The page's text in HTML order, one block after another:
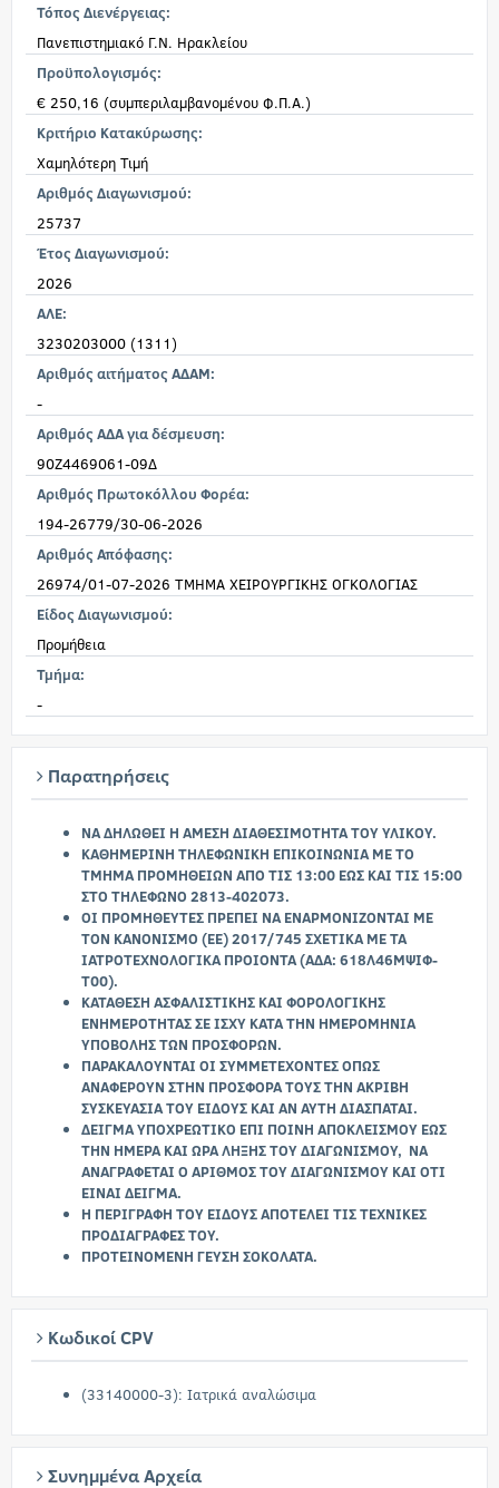
Τόπος Διενέργειας:
Πανεπιστημιακό Γ.Ν. Ηρακλείου
Προϋπολογισμός:
€ 250,16 (συμπεριλαμβανομένου Φ.Π.Α.)
Κριτήριο Κατακύρωσης:
Χαμηλότερη Τιμή
Αριθμός Διαγωνισμού:
25737
Έτος Διαγωνισμού:
2026
ΑΛΕ:
3230203000 (1311)
Αριθμός αιτήματος ΑΔΑΜ:
-
Αριθμός ΑΔΑ για δέσμευση:
90Ζ4469061-09Δ
Αριθμός Πρωτοκόλλου Φορέα:
194-26779/30-06-2026
Αριθμός Απόφασης:
26974/01-07-2026 ΤΜΗΜΑ ΧΕΙΡΟΥΡΓΙΚΗΣ ΟΓΚΟΛΟΓΙΑΣ
Είδος Διαγωνισμού:
Προμήθεια
Τμήμα:
-
Παρατηρήσεις
ΝΑ ΔΗΛΩΘΕΙ Η ΑΜΕΣΗ ΔΙΑΘΕΣΙΜΟΤΗΤΑ ΤΟΥ ΥΛΙΚΟΥ.
ΚΑΘΗΜΕΡΙΝΗ ΤΗΛΕΦΩΝΙΚΗ ΕΠΙΚΟΙΝΩΝΙΑ ΜΕ ΤΟ
ΤΜΗΜΑ ΠΡΟΜΗΘΕΙΩΝ ΑΠΟ ΤΙΣ 13:00 ΕΩΣ ΚΑΙ ΤΙΣ 15:00
ΣΤΟ ΤΗΛΕΦΩΝΟ 2813-402073.
ΟΙ ΠΡΟΜΗΘΕΥΤΕΣ ΠΡΕΠΕΙ ΝΑ ΕΝΑΡΜΟΝΙΖΟΝΤΑΙ ΜΕ
ΤΟΝ ΚΑΝΟΝΙΣΜΟ (ΕΕ) 2017/745 ΣΧΕΤΙΚΑ ΜΕ ΤΑ
ΙΑΤΡΟΤΕΧΝΟΛΟΓΙΚΑ ΠΡΟΙΟΝΤΑ (ΑΔΑ: 618Λ46ΜΨΙΦ-
Τ00).
ΚΑΤΑΘΕΣΗ ΑΣΦΑΛΙΣΤΙΚΗΣ ΚΑΙ ΦΟΡΟΛΟΓΙΚΗΣ
ΕΝΗΜΕΡΟΤΗΤΑΣ ΣΕ ΙΣΧΥ ΚΑΤΑ ΤΗΝ ΗΜΕΡΟΜΗΝΙΑ
ΥΠΟΒΟΛΗΣ ΤΩΝ ΠΡΟΣΦΟΡΩΝ.
ΠΑΡΑΚΑΛΟΥΝΤΑΙ ΟΙ ΣΥΜΜΕΤΕΧΟΝΤΕΣ ΟΠΩΣ
ΑΝΑΦΕΡΟΥΝ ΣΤΗΝ ΠΡΟΣΦΟΡΑ ΤΟΥΣ ΤΗΝ ΑΚΡΙΒΗ
ΣΥΣΚΕΥΑΣΙΑ ΤΟΥ ΕΙΔΟΥΣ ΚΑΙ ΑΝ ΑΥΤΗ ΔΙΑΣΠΑΤΑΙ.
ΔΕΙΓΜΑ ΥΠΟΧΡΕΩΤΙΚΟ ΕΠΙ ΠΟΙΝΗ ΑΠΟΚΛΕΙΣΜΟΥ ΕΩΣ
ΤΗΝ ΗΜΕΡΑ ΚΑΙ ΩΡΑ ΛΗΞΗΣ ΤΟΥ ΔΙΑΓΩΝΙΣΜΟΥ, ΝΑ
ΑΝΑΓΡΑΦΕΤΑΙ Ο ΑΡΙΘΜΟΣ ΤΟΥ ΔΙΑΓΩΝΙΣΜΟΥ ΚΑΙ ΟΤΙ
ΕΙΝΑΙ ΔΕΙΓΜΑ.
Η ΠΕΡΙΓΡΑΦΗ ΤΟΥ ΕΙΔΟΥΣ ΑΠΟΤΕΛΕΙ ΤΙΣ ΤΕΧΝΙΚΕΣ
ΠΡΟΔΙΑΓΡΑΦΕΣ ΤΟΥ.
ΠΡΟΤΕΙΝΟΜΕΝΗ ΓΕΥΣΗ ΣΟΚΟΛΑΤΑ.
Κωδικοί CPV
(33140000-3): Ιατρικά αναλώσιμα
Συνημμένα Αρχεία